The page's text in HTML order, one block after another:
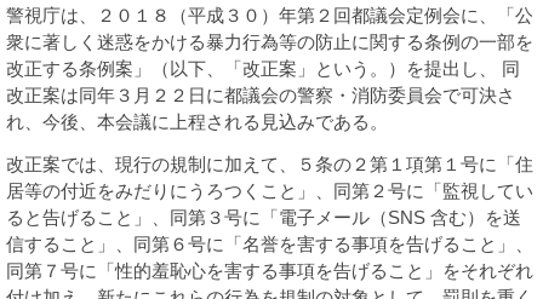
諸課題
警視庁は、２０１８（平成３０）年第２回都議会定例会に、「公
衆に著しく迷惑をかける暴力行為等の防止に関する条例の一部を
改正する条例案」（以下、「改正案」という。）を提出し、 同
改正案は同年３月２２日に都議会の警察・消防委員会で可決さ
れ、今後、本会議に上程される見込みである。
改正案では、現行の規制に加えて、５条の２第１項第１号に「住
居等の付近をみだりにうろつくこと」、同第２号に「監視してい
ると告げること」、同第３号に「電子メール（SNS 含む）を送
信すること」、同第６号に「名誉を害する事項を告げること」、
同第７号に「性的羞恥心を害する事項を告げること」をそれぞれ